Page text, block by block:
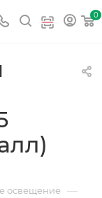
0
освещение —